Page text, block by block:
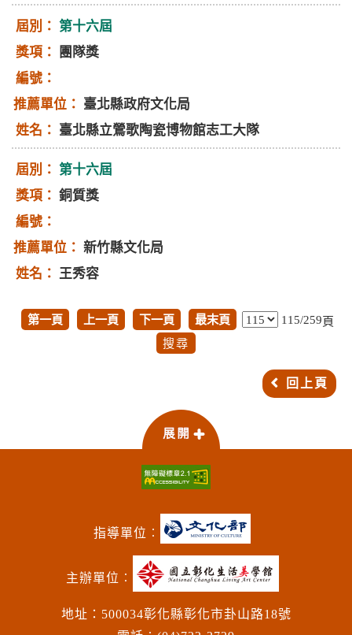
第十六屆
團隊獎
臺北縣政府文化局
臺北縣立鶯歌陶瓷博物館志工大隊
第十六屆
銅質獎
新竹縣文化局
王秀容
第一頁 上一頁 下一頁 最末頁 115/259頁
回上頁
指導單位︰
主辦單位︰
地址：500034彰化縣彰化市卦山路18號